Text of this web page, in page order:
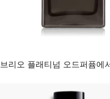
리오 플래티넘 오드퍼퓸에